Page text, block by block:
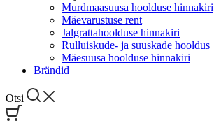
Murdmaasuusa hoolduse hinnakiri
Mäevarustuse rent
Jalgrattahoolduse hinnakiri
Rulluiskude- ja suuskade hooldus
Mäesuusa hoolduse hinnakiri
Brändid
Otsi